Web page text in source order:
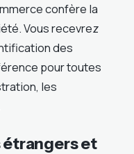
confère la
Vous recevrez
des
pour toutes
les
et